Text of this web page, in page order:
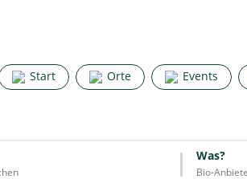
Start Orte Events
Was?
Start Orte Events
Was?